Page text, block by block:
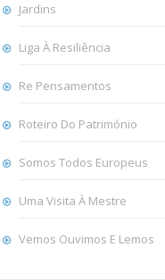
Jardins
Liga À Resiliência
Re Pensamentos
Roteiro Do Património
Somos Todos Europeus
Uma Visita À Mestre
Vemos Ouvimos E Lemos